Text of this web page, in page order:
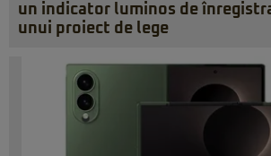
un indicator luminos de
unui proiect de lege